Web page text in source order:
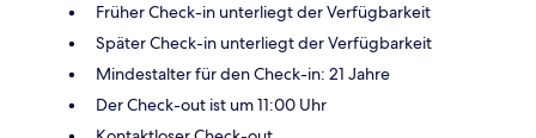
Früher Check-in unterliegt der Verfügbarkeit
Später Check-in unterliegt der Verfügbarkeit
Mindestalter für den Check-in: 21 Jahre
Der Check-out ist um 11:00 Uhr